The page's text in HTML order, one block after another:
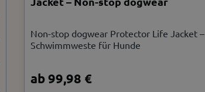
Non-stop dogwear Protector Life Jacket –
Schwimmweste für Hunde
ab 99,98 €